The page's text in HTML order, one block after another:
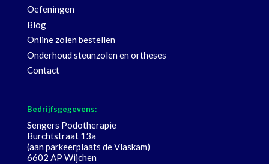
Oefeningen
Blog
Online zolen bestellen
Onderhoud steunzolen en ortheses
Contact
Bedrijfsgegevens:
Sengers Podotherapie
Burchtstraat 13a
(aan parkeerplaats de Vlaskam)
6602 AP Wijchen